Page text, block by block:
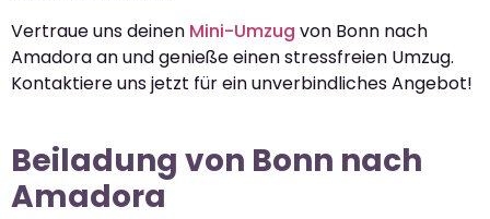
Vertraue uns deinen Mini-Umzug von Bonn nach
Amadora an und genieße einen stressfreien Umzug.
Kontaktiere uns jetzt für ein unverbindliches Angebot!
Beiladung von Bonn nach
Amadora